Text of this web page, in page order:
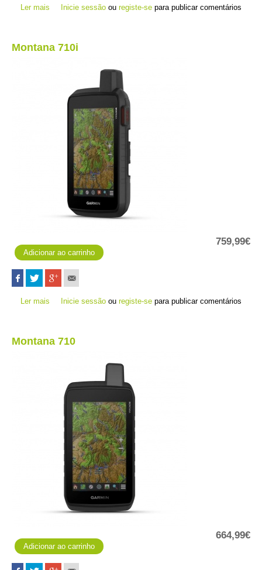
Ler mais acerca de Montana 760i
Inicie sessão ouregiste-se para publicar comentários
Montana 710i
759,99€
Ler mais acerca de Montana 710i
Inicie sessão ouregiste-se para publicar comentários
Montana 710
664,99€